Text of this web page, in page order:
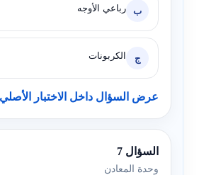
ب رباعي الأوجه
ج الكربونات
عرض السؤال داخل الاختبار الأصلي
السؤال 7
وحدة المعادن